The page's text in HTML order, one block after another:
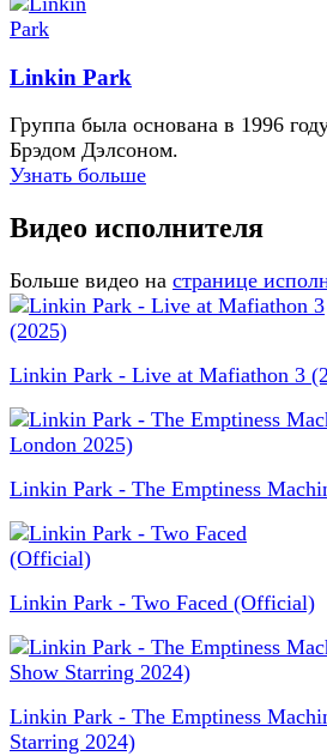
Linkin Park
Группа была основана в 1996
Брэдом Дэлсоном.
Узнать больше
Видео исполнителя
Больше видео на странице
Linkin Park - Live at Mafiathon 3
Linkin Park - The Emptiness
Linkin Park - Two Faced (Official)
Linkin Park - The Emptiness
Starring 2024)